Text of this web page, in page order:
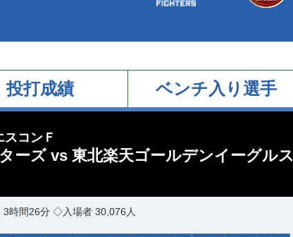
投打成績 ベンチ入り選手
スコンＦ
ーズ vs 東北楽天ゴールデンイーグルス
時間26分 ◇入場者 30,076人